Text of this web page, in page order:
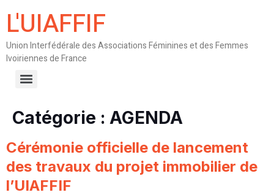
L'UIAFFIF
Union Interfédérale des Associations Féminines et des Femmes
Ivoiriennes de France
Catégorie : AGENDA
Cérémonie officielle de lancement
des travaux du projet immobilier de
l’UIAFFIF